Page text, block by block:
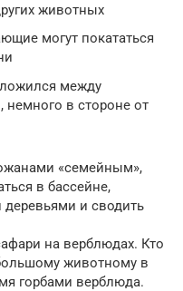
животных
могут покататься
между
в стороне от
«семейным»,
в бассейне,
и сводить
на верблюдах. Кто
животному в
горбами верблюда.